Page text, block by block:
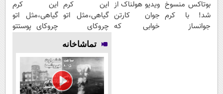
بوتاکس منسوخ
شد! با کرم
جوانساز
ویدیو هولناک از
جوان کارتن
خوابی که
این کرم
گیاهی،مثل اتو
چروکای
پوستتوصاف
میکنه!50%تخفیف
این کرم
گیاهی،مثل اتو
چروکای پوستتو
ویژه
تماشاخانه